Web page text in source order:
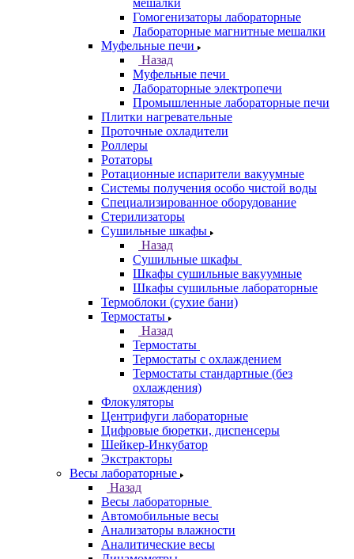
мешалки
Гомогенизаторы лабораторные
Лабораторные магнитные мешалки
Муфельные печи
Назад
Муфельные печи
Лабораторные электропечи
Промышленные лабораторные печи
Плитки нагревательные
Проточные охладители
Роллеры
Ротаторы
Ротационные испарители вакуумные
Системы получения особо чистой воды
Специализированное оборудование
Стерилизаторы
Сушильные шкафы
Назад
Сушильные шкафы
Шкафы сушильные вакуумные
Шкафы сушильные лабораторные
Термоблоки (сухие бани)
Термостаты
Назад
Термостаты
Термостаты с охлаждением
Термостаты стандартные (без
охлаждения)
Флокуляторы
Центрифуги лабораторные
Цифровые бюретки, диспенсеры
Шейкер-Инкубатор
Экстракторы
Весы лабораторные
Назад
Весы лабораторные
Автомобильные весы
Анализаторы влажности
Аналитические весы